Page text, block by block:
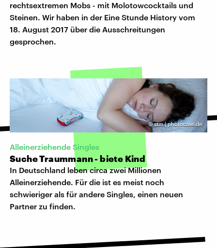
rechtsextremen Mobs - mit Molotowcocktails und
Steinen. Wir haben in der Eine Stunde History vom
18. August 2017 über die Ausschreitungen
gesprochen.
©stm | photocase.de
Alleinerziehende Singles
Suche Traummann - biete Kind
In Deutschland leben circa zwei Millionen
Alleinerziehende. Für die ist es meist noch
schwieriger als für andere Singles, einen neuen
Partner zu finden.